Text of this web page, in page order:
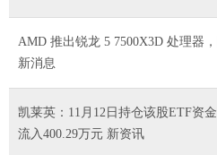
AMD 推出锐龙 5 7500X3D 处理器
新消息
凯莱英：11月12日持仓该股ETF资
流入400.29万元 新资讯